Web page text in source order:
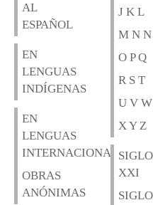
AL
ESPAÑOL
EN
LENGUAS
INDÍGENAS
EN
LENGUAS
INTERNACIONALES
OBRAS
ANÓNIMAS
J K L
M N N
O P Q
R S T
U V W
X Y Z
SIGLO
XXI
SIGLO